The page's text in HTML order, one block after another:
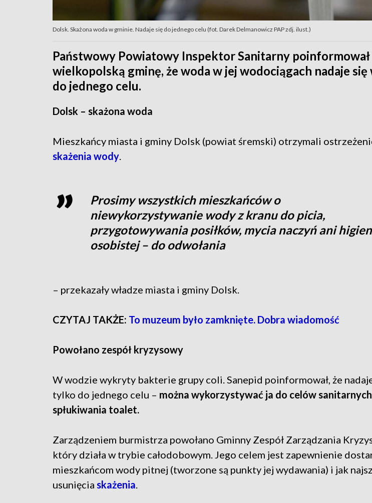
Dolsk. Skażona woda w gminie. Nadaje się do jednego celu (fot. Darek Delmanowicz PAP zdj. ilust.)
Państwowy Powiatowy Inspektor Sanitarny poinformował
wielkopolską gminę, że woda w jej wodociągach nadaje się
do jednego celu.
Dolsk – skażona woda
Mieszkańcy miasta i gminy Dolsk (powiat śremski) otrzymali
skażenia wody.
Prosimy wszystkich mieszkańców o
niewykorzystywanie wody z kranu do picia,
przygotowywania posiłków, mycia naczyń ani
osobistej – do odwołania
– przekazały władze miasta i gminy Dolsk.
CZYTAJ TAKŻE: To muzeum było zamknięte. Dobra wiadomość
Powołano zespół kryzysowy
W wodzie wykryty bakterie grupy coli. Sanepid poinformował, że
tylko do jednego celu – można wykorzystywać ja do celów
spłukiwania toalet.
Zarządzeniem burmistrza powołano Gminny Zespół Zarządzania
który działa w trybie całodobowym. Jego celem jest zapewnienie
mieszkańcom wody pitnej (tworzone są punkty jej wydawania) i jak
usunięcia skażenia.